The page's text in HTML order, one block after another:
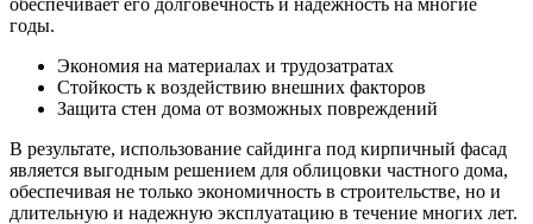
годы.
Экономия на материалах и трудозатратах
Стойкость к воздействию внешних факторов
Защита стен дома от возможных повреждений
В результате, использование сайдинга под кирпичный фасад
является выгодным решением для облицовки частного дома,
обеспечивая не только экономичность в строительстве, но и
длительную и надежную эксплуатацию в течение многих лет.